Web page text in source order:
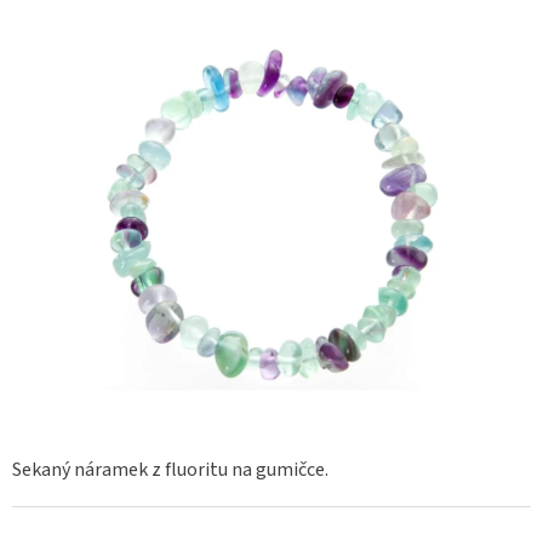
Sekaný náramek z fluoritu na gumičce.